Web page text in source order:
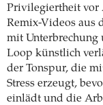
Privilegiertheit vor
Remix-Videos aus
mit Unterbrechung
Loop künstlich
der Tonspur, die
Stress erzeugt,
einlädt und die